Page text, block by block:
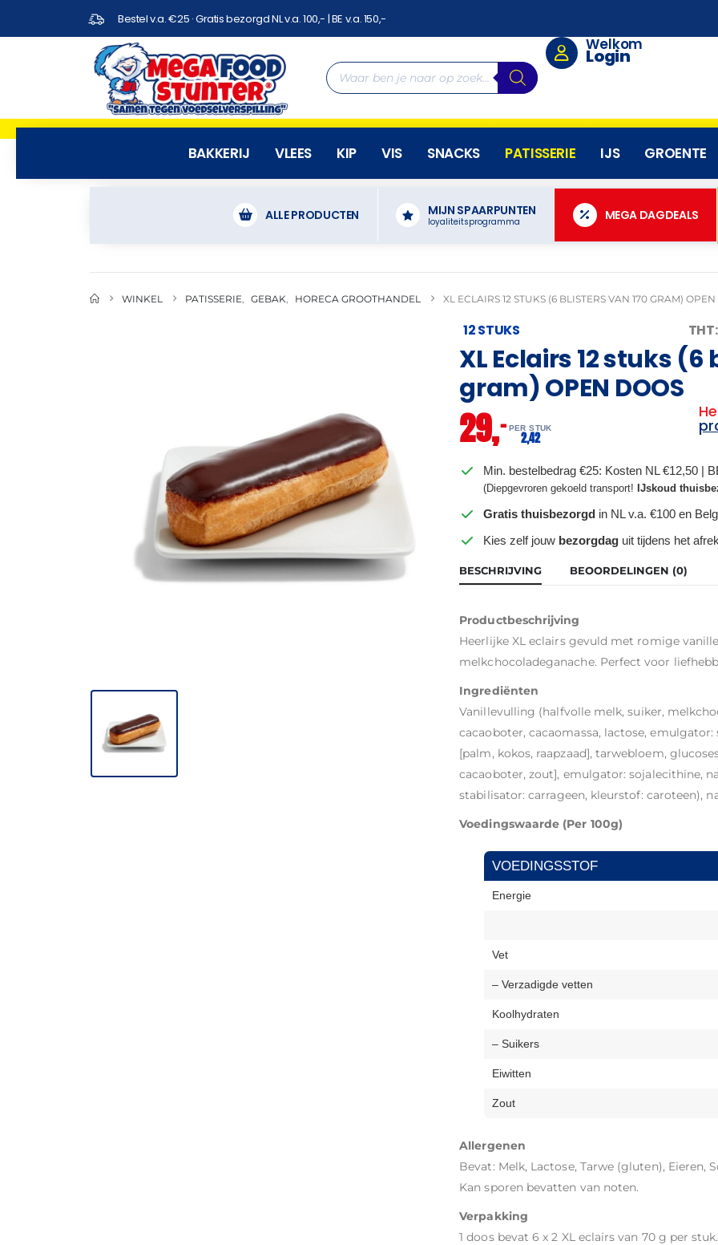
Bestel v.a. €25 · Gratis bezorgd NL v.a. 100,- | BE v.a. 150,-
Welkom
Login
BAKKERIJ VLEES KIP VIS SNACKS PATISSERIE IJS GROENTE
ALLE PRODUCTEN MIJN SPAARPUNTEN
loyaliteitsprogramma MEGA DAGDEALS
WINKEL PATISSERIE GEBAK HORECA GROOTHANDEL XL ECLAIRS 12 STUKS (6 BLISTERS VAN 170 GRAM)
12 STUKS
XL Eclairs 12 stuks (6
gram) OPEN DOOS
29,– PER STUK
2,42
Min. bestelbedrag €25: Kosten NL €12,50 |
(Diepgevroren gekoeld transport!IJskoud
Gratis thuisbezorgd in NL v.a. €100 en
Kies zelf jouw bezorgdag uit tijdens het
BESCHRIJVING BEOORDELINGEN (0)
Productbeschrijving
Heerlijke XL eclairs gevuld met romige
melkchocoladeganache. Perfect voor
Ingrediënten
Vanillevulling (halfvolle melk, suiker,
cacaoboter, cacaomassa, lactose,
[palm, kokos, raapzaad], tarwebloem,
cacaoboter, zout], emulgator: sojalecithine,
stabilisator: carrageen, kleurstof: caroteen),
Voedingswaarde (Per 100g)
VOEDINGSSTOF
Energie
Vet
– Verzadigde vetten
Koolhydraten
– Suikers
Eiwitten
Zout
Allergenen
Bevat: Melk, Lactose, Tarwe (gluten), Eieren,
Kan sporen bevatten van noten.
Verpakking
1 doos bevat 6 x 2 XL eclairs van 70 g per stuk.